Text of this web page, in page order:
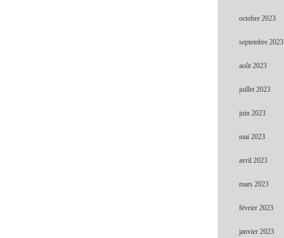
octobre 2023
septembre 2023
août 2023
juillet 2023
juin 2023
mai 2023
avril 2023
mars 2023
février 2023
janvier 2023